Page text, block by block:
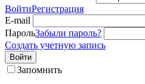
ВойтиРегистрация
E-mail
ПарольЗабыли пароль?
Создать учетную запись
Войти
Запомнить